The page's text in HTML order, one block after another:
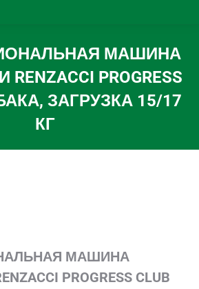
МАШИНА
PROGRESS
ЗАГРУЗКА 15/17
КГ
Вы здесь:
МАШИНА
PROGRESS CLUB